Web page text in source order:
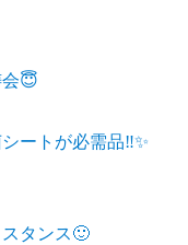
😇
ートが必需品‼️✨
タンス🙂